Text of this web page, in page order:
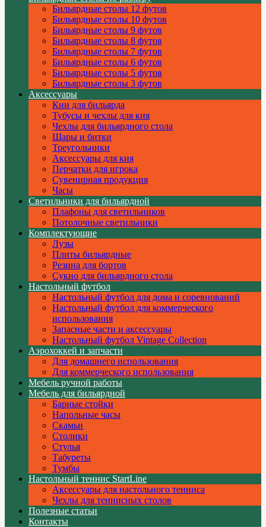
Бильярдные столы 12 футов
Бильярдные столы 10 футов
Бильярдные столы 9 футов
Бильярдные столы 8 футов
Бильярдные столы 7 футов
Бильярдные столы 6 футов
Бильярдные столы 5 футов
Бильярдные столы 3 футов
Аксессуары
Кии для бильярда
Тубусы и чехлы для кия
Чехлы для бильярдного стола
Шары и битки
Треугольники
Аксессуары для кия
Перчатки для игрока
Сувенирная продукция
Часы
Светильники для бильярдной
Плафоны для светильников
Потолочные светильники
Комплектующие
Лузы
Плиты бильярдные
Резина для бортов
Сукно для бильярдного стола
Настольный футбол
Настольный футбол для дома и соревнований
Настольный футбол для коммерческого
использования
Запасные части и аксессуары
Настольный футбол Vintage Collection
Аэрохоккей и запчасти
Для домашнего использования
Для коммерческого использования
Мебель ручной работы
Мебель для бильярдной
Барные стойки
Напольные часы
Скамьи
Столики
Стулья
Табуреты
Тумбы
Настольный теннис StartLine
Аксессуары для настольного тенниса
Чехлы для теннисных столов
Полезные статьи
Контакты